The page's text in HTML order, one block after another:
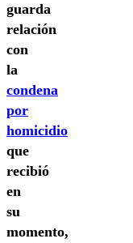
guarda
relación
con
la
condena
por
homicidio
que
recibió
en
su
momento,